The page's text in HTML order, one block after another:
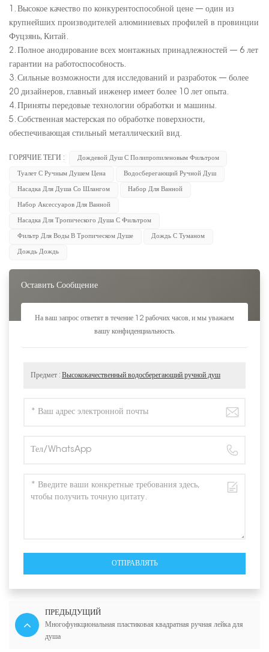
1. Высокое качество по конкурентоспособной цене --- один из
крупнейших производителей алюминиевых профилей в провинции
Фуцзянь, Китай.
2. Полное анодирование всех монтажных принадлежностей --- 6 лет
гарантии на работоспособность.
3. Сильные возможности для исследований и разработок --- более
20 дизайнеров, главный инженер имеет более 10 лет опыта.
4. Приняты передовые технологии обработки и машины.
5. Собственная мастерская по обработке поверхности,
обеспечивающая стильный металлический вид.
ГОРЯЧИЕ ТЕГИ : Дождевой Душ С Полипропиленовым Фильтром
Туалет С Ручным Душем Цена Водосберегающий Ручной Душ
Насадка Для Душа Со Шлангом Набор Для Ванной
Набор Аксессуаров Для Ванной
Насадка Для Тропического Душа С Фильтром
Фильтр Для Воды В Тропическом Душе Дождь С Туманом
Дождь Дождь
Оставить Сообщение
На ваш запрос ответят в течение 12 рабочих часов, и мы уважаем
вашу конфиденциальность.
Предмет : Высококачественный водосберегающий ручной душ
ОТПРАВЛЯТЬ
ПРЕДЫДУЩИЙ
Многофункциональная пластиковая квадратная ручная лейка для
душа